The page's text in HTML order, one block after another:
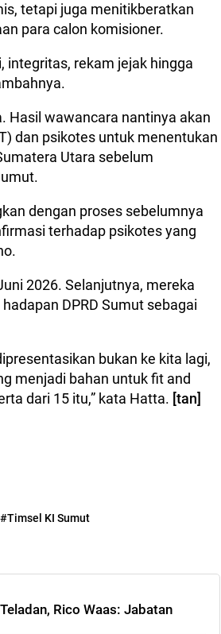
tetapi juga menitikberatkan
para calon komisioner.
integritas, rekam jejak hingga
Hasil wawancara nantinya akan
dan psikotes untuk menentukan
Utara sebelum
dengan proses sebelumnya
terhadap psikotes yang
2026. Selanjutnya, mereka
DPRD Sumut sebagai
bukan ke kita lagi,
menjadi bahan untuk fit and
dari 15 itu,” kata Hatta. [tan]
#Timsel KI Sumut
Rico Waas: Jabatan